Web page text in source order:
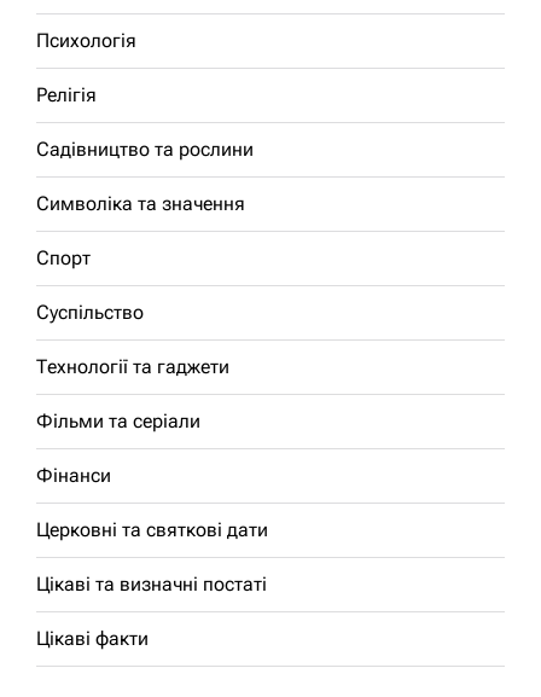
Психологія
Релігія
Садівництво та рослини
Символіка та значення
Спорт
Суспільство
Технології та гаджети
Фільми та серіали
Фінанси
Церковні та святкові дати
Цікаві та визначні постаті
Цікаві факти